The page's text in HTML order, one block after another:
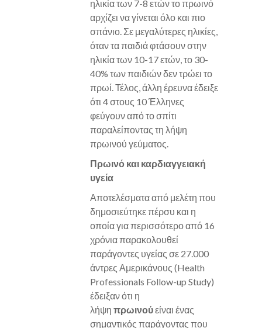
ηλικία των 7-8 ετών το πρωινό
αρχίζει να γίνεται όλο και πιο
σπάνιο. Σε μεγαλύτερες ηλικίες,
όταν τα παιδιά φτάσουν στην
ηλικία των 10-17 ετών, το 30-
40% των παιδιών δεν τρώει το
πρωί. Τέλος, άλλη έρευνα έδειξε
ότι 4 στους 10 Έλληνες
φεύγουν από το σπίτι
παραλείποντας τη λήψη
πρωινού γεύματος.
Πρωινό και καρδιαγγειακή
υγεία
Αποτελέσματα από μελέτη που
δημοσιεύτηκε πέρσυ και η
οποία για περισσότερο από 16
χρόνια παρακολουθεί
παράγοντες υγείας σε 27.000
άντρες Αμερικάνους (Health
Professionals Follow-up Study)
έδειξαν ότι η
λήψη πρωινούείναι ένας
σημαντικός παράγοντας που